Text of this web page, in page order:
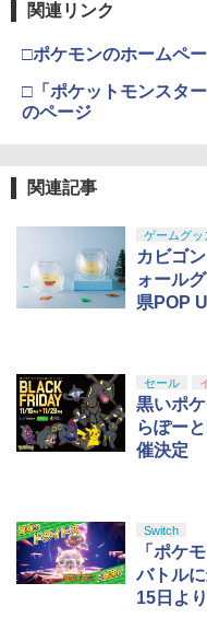
関連リンク
□ポケモンのホームペ
□「ポケットモンスタ
のページ
関連記事
ゲームグッ
カビゴ
ォール
県POP
セール
黒いポ
らぽー
催決定
Switch
「ポケ
バトル
15日より